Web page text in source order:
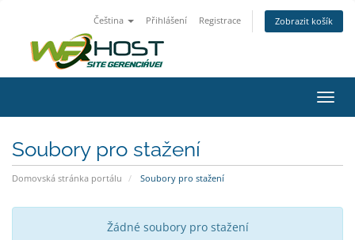
Čeština Přihlášení Registrace Zobrazit košík
Soubory pro stažení
Domovská stránka portálu Soubory pro stažení
Žádné soubory pro stažení